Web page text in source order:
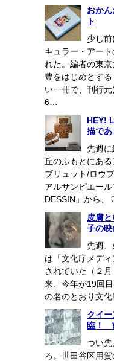
おか
ト
少し
キュラー・アー
れた。編者の東
豊をはじめとす
い一冊で、刊行
6…
HEY!
描であ
先週
丘のふもとにあ
ブリュット/ロウ
アルサンピエー
DESSIN」から、
皮膚
子の映
先週
は「文化庁メデ
されていた（２
来、今年が19回
の名のとおり文
クイ
臨！
つい
ろ。世田谷区用